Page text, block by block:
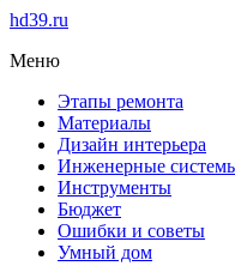
hd39.ru
Меню
Этапы ремонта
Материалы
Дизайн интерьера
Инженерные
Инструменты
Бюджет
Ошибки и советы
Умный дом